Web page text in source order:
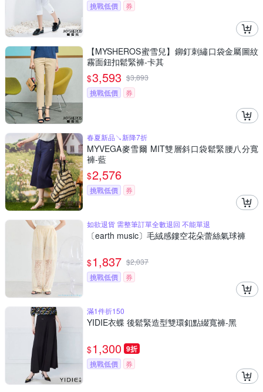
挑戰低價
券
【MYSHEROS蜜雪兒】鉚釘刺繡口袋金屬圖紋
霧面鈕扣鬆緊褲-卡其
$3,593 $3,893
挑戰低價
券
春夏新品↘新降7折
MYVEGA麥雪爾 MIT雙層斜口袋鬆緊腰八分寬
褲-藍
$2,576
挑戰低價 券
如欲退貨 需整筆訂單全數退回 不能單退
〔earth music〕毛絨感鏤空花朵蕾絲氣球褲
$1,837 $2,037
挑戰低價
券
滿1件折150
YIDIE衣蝶 後鬆緊造型雙環釦點綴寬褲-黑
$1,300 9折
挑戰低價 券